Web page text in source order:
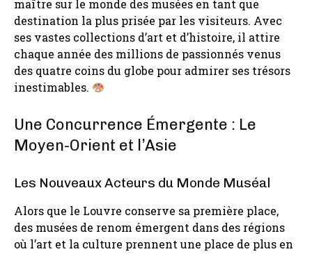
maître sur le monde des musées en tant que
destination la plus prisée par les visiteurs. Avec
ses vastes collections d’art et d’histoire, il attire
chaque année des millions de passionnés venus
des quatre coins du globe pour admirer ses trésors
inestimables.
Une Concurrence Émergente : Le
Moyen-Orient et l’Asie
Les Nouveaux Acteurs du Monde Muséal
Alors que le Louvre conserve sa première place,
des musées de renom émergent dans des régions
où l’art et la culture prennent une place de plus en